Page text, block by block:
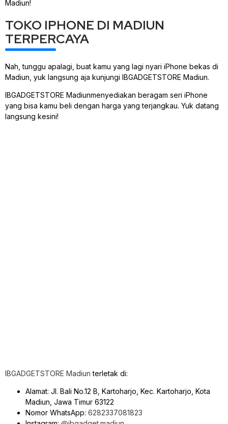
Madiun!
TOKO IPHONE DI MADIUN
TERPERCAYA
Nah, tunggu apalagi, buat kamu yang lagi nyari iPhone bekas di
Madiun, yuk langsung aja kunjungi IBGADGETSTORE Madiun.
IBGADGETSTORE Madiunmenyediakan beragam seri iPhone
yang bisa kamu beli dengan harga yang terjangkau. Yuk datang
langsung kesini!
IBGADGETSTORE Madiun terletak di:
Alamat: Jl. Bali No.12 B, Kartoharjo, Kec. Kartoharjo, Kota
Madiun, Jawa Timur 63122
Nomor WhatsApp: 6282337081823